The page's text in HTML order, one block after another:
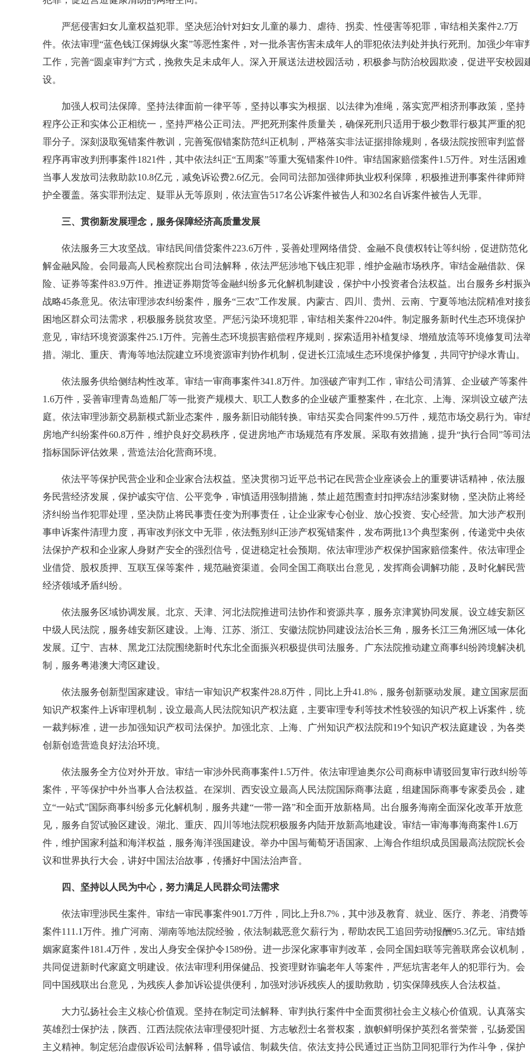
严惩侵害妇女儿童权益犯罪。坚决惩治针对妇女儿童的暴力、虐待、拐卖、性侵害等犯罪，审结相关案件2.7万
件。依法审理“蓝色钱江保姆纵火案”等恶性案件，对一批杀害伤害未成年人的罪犯依法判处并执行死刑。加强少年审
工作，完善“圆桌审判”方式，挽救失足未成年人。深入开展送法进校园活动，积极参与防治校园欺凌，促进平安校园
设。
加强人权司法保障。坚持法律面前一律平等，坚持以事实为根据、以法律为准绳，落实宽严相济刑事政策，坚持
程序公正和实体公正相统一，坚持严格公正司法。严把死刑案件质量关，确保死刑只适用于极少数罪行极其严重的犯
罪分子。深刻汲取冤错案件教训，完善冤假错案防范纠正机制，严格落实非法证据排除规则，各级法院按照审判监督
程序再审改判刑事案件1821件，其中依法纠正“五周案”等重大冤错案件10件。审结国家赔偿案件1.5万件。对生活困难
当事人发放司法救助款10.8亿元，减免诉讼费2.6亿元。会同司法部加强律师执业权利保障，积极推进刑事案件律师辩
护全覆盖。落实罪刑法定、疑罪从无等原则，依法宣告517名公诉案件被告人和302名自诉案件被告人无罪。
三、贯彻新发展理念，服务保障经济高质量发展
依法服务三大攻坚战。审结民间借贷案件223.6万件，妥善处理网络借贷、金融不良债权转让等纠纷，促进防范化
解金融风险。会同最高人民检察院出台司法解释，依法严惩涉地下钱庄犯罪，维护金融市场秩序。审结金融借款、保
险、证券等案件83.9万件。推进证券期货等金融纠纷多元化解机制建设，保护中小投资者合法权益。出台服务乡村振
战略45条意见。依法审理涉农纠纷案件，服务“三农”工作发展。内蒙古、四川、贵州、云南、宁夏等地法院精准对接
困地区群众司法需求，积极服务脱贫攻坚。严惩污染环境犯罪，审结相关案件2204件。制定服务新时代生态环境保护
意见，审结环境资源案件25.1万件。完善生态环境损害赔偿程序规则，探索适用补植复绿、增殖放流等环境修复司法
措。湖北、重庆、青海等地法院建立环境资源审判协作机制，促进长江流域生态环境保护修复，共同守护绿水青山。
依法服务供给侧结构性改革。审结一审商事案件341.8万件。加强破产审判工作，审结公司清算、企业破产等案件
1.6万件，妥善审理青岛造船厂等一批资产规模大、职工人数多的企业破产重整案件，在北京、上海、深圳设立破产法
庭。依法审理涉新交易新模式新业态案件，服务新旧动能转换。审结买卖合同案件99.5万件，规范市场交易行为。审
房地产纠纷案件60.8万件，维护良好交易秩序，促进房地产市场规范有序发展。采取有效措施，提升“执行合同”等司
指标国际评估效果，营造法治化营商环境。
依法平等保护民营企业和企业家合法权益。坚决贯彻习近平总书记在民营企业座谈会上的重要讲话精神，依法服
务民营经济发展，保护诚实守信、公平竞争，审慎适用强制措施，禁止超范围查封扣押冻结涉案财物，坚决防止将经
济纠纷当作犯罪处理，坚决防止将民事责任变为刑事责任，让企业家专心创业、放心投资、安心经营。加大涉产权刑
事申诉案件清理力度，再审改判张文中无罪，依法甄别纠正涉产权冤错案件，发布两批13个典型案例，传递党中央依
法保护产权和企业家人身财产安全的强烈信号，促进稳定社会预期。依法审理涉产权保护国家赔偿案件。依法审理企
业借贷、股权质押、互联互保等案件，规范融资渠道。会同全国工商联出台意见，发挥商会调解功能，及时化解民营
经济领域矛盾纠纷。
依法服务区域协调发展。北京、天津、河北法院推进司法协作和资源共享，服务京津冀协同发展。设立雄安新区
中级人民法院，服务雄安新区建设。上海、江苏、浙江、安徽法院协同建设法治长三角，服务长江三角洲区域一体化
发展。辽宁、吉林、黑龙江法院围绕新时代东北全面振兴积极提供司法服务。广东法院推动建立商事纠纷跨境解决机
制，服务粤港澳大湾区建设。
依法服务创新型国家建设。审结一审知识产权案件28.8万件，同比上升41.8%，服务创新驱动发展。建立国家层面
知识产权案件上诉审理机制，设立最高人民法院知识产权法庭，主要审理专利等技术性较强的知识产权上诉案件，统
一裁判标准，进一步加强知识产权司法保护。加强北京、上海、广州知识产权法院和19个知识产权法庭建设，为各类
创新创造营造良好法治环境。
依法服务全方位对外开放。审结一审涉外民商事案件1.5万件。依法审理迪奥尔公司商标申请驳回复审行政纠纷等
案件，平等保护中外当事人合法权益。在深圳、西安设立最高人民法院国际商事法庭，组建国际商事专家委员会，建
立“一站式”国际商事纠纷多元化解机制，服务共建“一带一路”和全面开放新格局。出台服务海南全面深化改革开放意
见，服务自贸试验区建设。湖北、重庆、四川等地法院积极服务内陆开放新高地建设。审结一审海事海商案件1.6万
件，维护国家利益和海洋权益，服务海洋强国建设。举办中国与葡萄牙语国家、上海合作组织成员国最高法院院长会
议和世界执行大会，讲好中国法治故事，传播好中国法治声音。
四、坚持以人民为中心，努力满足人民群众司法需求
依法审理涉民生案件。审结一审民事案件901.7万件，同比上升8.7%，其中涉及教育、就业、医疗、养老、消费等
案件111.1万件。推广河南、湖南等地法院经验，依法制裁恶意欠薪行为，帮助农民工追回劳动报酬95.3亿元。审结婚
姻家庭案件181.4万件，发出人身安全保护令1589份。进一步深化家事审判改革，会同全国妇联等完善联席会议机制，
共同促进新时代家庭文明建设。依法审理利用保健品、投资理财诈骗老年人等案件，严惩坑害老年人的犯罪行为。会
同中国残联出台意见，为残疾人参加诉讼提供便利，加强对涉诉残疾人的援助救助，切实保障残疾人合法权益。
大力弘扬社会主义核心价值观。坚持在制定司法解释、审判执行案件中全面贯彻社会主义核心价值观。认真落实
英雄烈士保护法，陕西、江西法院依法审理侵犯叶挺、方志敏烈士名誉权案，旗帜鲜明保护英烈名誉荣誉，弘扬爱国
主义精神。制定惩治虚假诉讼司法解释，倡导诚信、制裁失信。依法支持公民通过正当防卫同犯罪行为作斗争，保护